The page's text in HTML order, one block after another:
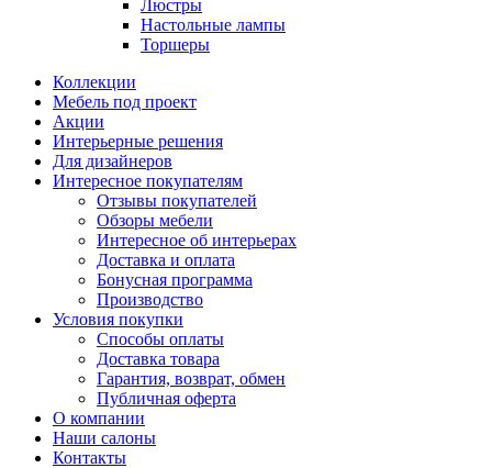
Люстры
Настольные лампы
Торшеры
Коллекции
Мебель под проект
Акции
Интерьерные решения
Для дизайнеров
Интересное покупателям
Отзывы покупателей
Обзоры мебели
Интересное об интерьерах
Доставка и оплата
Бонусная программа
Производство
Условия покупки
Способы оплаты
Доставка товара
Гарантия, возврат, обмен
Публичная оферта
О компании
Наши салоны
Контакты